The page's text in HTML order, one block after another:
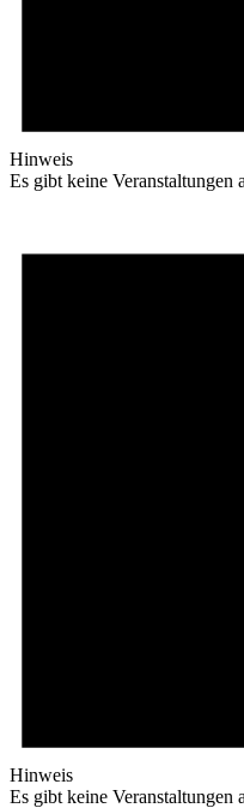
Hinweis
Es gibt keine Veranstaltungen
Hinweis
Es gibt keine Veranstaltungen